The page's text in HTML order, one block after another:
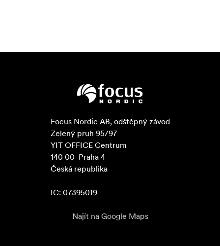
Focus Nordic AB, odštěpný závod
Zelený pruh 95/97
YIT OFFICE Centrum
140 00  Praha 4
Česká republika
IC: 07395019
Najít na Google Maps